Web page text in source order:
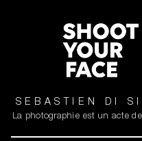
SEBASTIEN DI
La photographie est un acte